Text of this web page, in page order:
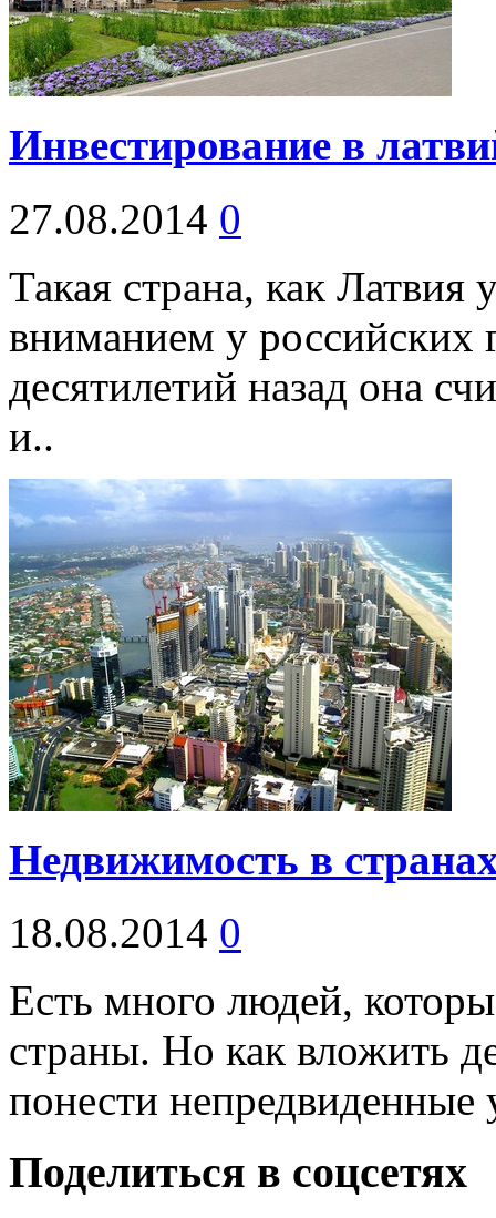
Инвестирование в
27.08.2014 0
Такая страна, как Латвия
вниманием у российских
десятилетий назад она
и..
Недвижимость в
18.08.2014 0
Есть много людей,
страны. Но как вложить
понести
Поделиться в соцсетях